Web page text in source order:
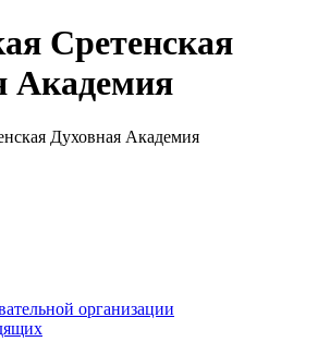
Сретенская
Академия
организации